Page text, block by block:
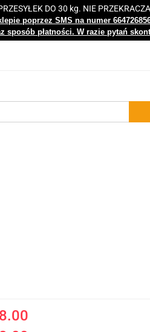
DO 30 kg. NIE
poprzez SMS na numer
płatności. W razie pytań
Kontakt Centrum